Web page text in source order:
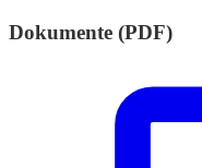
Dokumente (PDF)